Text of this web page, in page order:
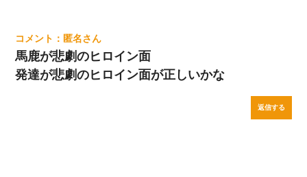
匿名
馬鹿が悲劇のヒロイン面
発達が悲劇のヒロイン面が正しいかな
返信する